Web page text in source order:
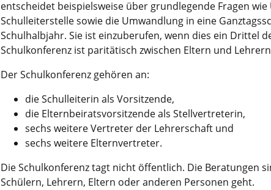
entscheidet beispielsweise über grundlegende Fragen
Schulleiterstelle sowie die Umwandlung in eine
Schulhalbjahr. Sie ist einzuberufen, wenn dies ein Drittel
Schulkonferenz ist paritätisch zwischen Eltern und Lehrern
Der Schulkonferenz gehören an:
die Schulleiterin als Vorsitzende,
die Elternbeiratsvorsitzende als Stellvertreterin,
sechs weitere Vertreter der Lehrerschaft und
sechs weitere Elternvertreter.
Die Schulkonferenz tagt nicht öffentlich. Die Beratungen
Schülern, Lehrern, Eltern oder anderen Personen geht.